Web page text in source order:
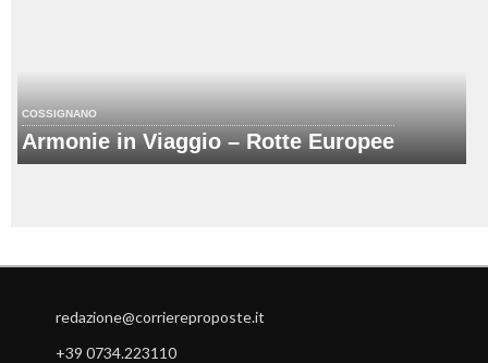
COSSIGNANO
Armonie in Viaggio – Rotte Europee
redazione@corriereproposte.it
+39 0734.223110